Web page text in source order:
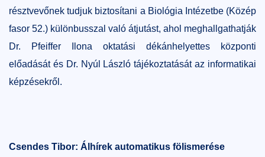
résztvevőnek tudjuk biztosítani a Biológia Intézetbe (Közép
fasor 52.) különbusszal való átjutást, ahol meghallgathatják
Dr. Pfeiffer Ilona oktatási dékánhelyettes központi
előadását és Dr. Nyúl László tájékoztatását az informatikai
képzésekről.
Csendes Tibor: Álhírek automatikus fölismerése